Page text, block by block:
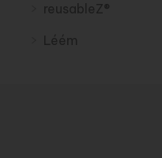
reusableZ®
Léém